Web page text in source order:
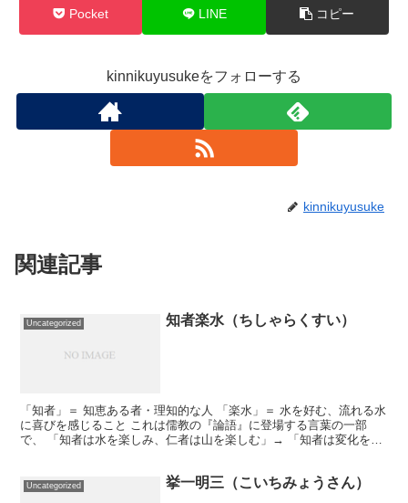
Pocket LINE コピー
kinnikuyusukeをフォローする
kinnikuyusuke
関連記事
Uncategorized 知者楽水（ちしゃらくすい）
「知者」＝ 知恵ある者・理知的な人 「楽水」＝ 水を好む、流れる水
に喜びを感じること これは儒教の『論語』に登場する言葉の一部
で、 「知者は水を楽しみ、仁者は山を楽しむ」→ 「知者は変化を、
Uncategorized 挙一明三（こいちみょうさん）